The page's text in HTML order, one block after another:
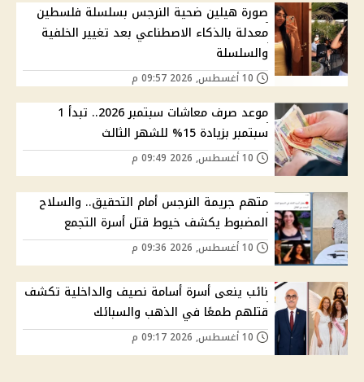
صورة هيلين ضحية النرجس بسلسلة فلسطين
معدلة بالذكاء الاصطناعي بعد تغيير الخلفية
والسلسلة
موعد صرف معاشات سبتمبر 2026.. تبدأ 1
سبتمبر بزيادة 15% للشهر الثالث
متهم جريمة النرجس أمام التحقيق.. والسلاح
المضبوط يكشف خيوط قتل أسرة التجمع
نائب ينعى أسرة أسامة نصيف والداخلية تكشف
قتلهم طمعًا في الذهب والسبائك